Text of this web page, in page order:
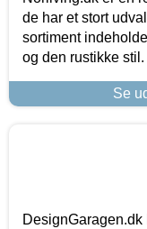
de har et stort
sortiment
og den rustikke
Se